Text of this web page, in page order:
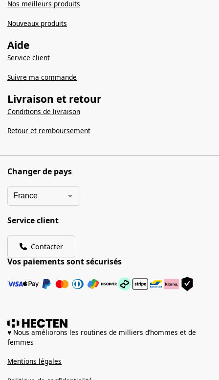
Nos meilleurs produits
Nouveaux produits
Aide
Service client
Suivre ma commande
Livraison et retour
Conditions de livraison
Retour et remboursement
♥ Nous améliorons les routines de milliers d’hommes et de
femmes
Mentions légales
Service client
Contacter
Changer de pays
Vos paiements sont sécurisés